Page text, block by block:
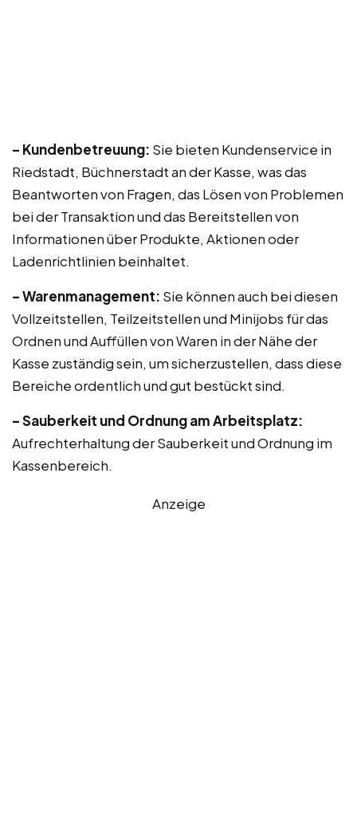
– Kundenbetreuung: Sie bieten Kundenservice in
Riedstadt, Büchnerstadt an der Kasse, was das
Beantworten von Fragen, das Lösen von Problemen
bei der Transaktion und das Bereitstellen von
Informationen über Produkte, Aktionen oder
Ladenrichtlinien beinhaltet.
– Warenmanagement: Sie können auch bei diesen
Vollzeitstellen, Teilzeitstellen und Minijobs für das
Ordnen und Auffüllen von Waren in der Nähe der
Kasse zuständig sein, um sicherzustellen, dass diese
Bereiche ordentlich und gut bestückt sind.
– Sauberkeit und Ordnung am Arbeitsplatz:
Aufrechterhaltung der Sauberkeit und Ordnung im
Kassenbereich.
Anzeige